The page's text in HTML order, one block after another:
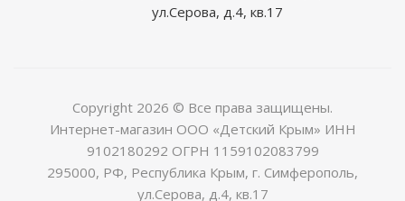
ул.Серова, д.4, кв.17
Copyright 2026 © Все права защищены.
Интернет-магазин ООО «Детский Крым» ИНН
9102180292 ОГРН 1159102083799
295000, РФ, Республика Крым, г. Симферополь,
ул.Серова, д.4, кв.17